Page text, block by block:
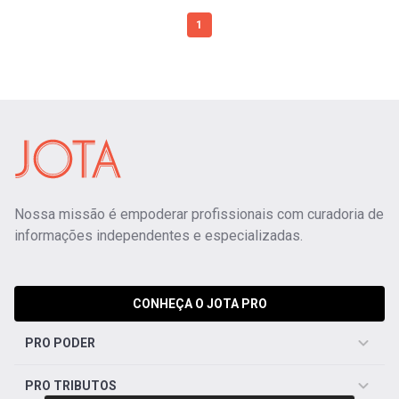
1
Nossa missão é empoderar profissionais com curadoria de
informações independentes e especializadas.
CONHEÇA O JOTA PRO
PRO PODER
PRO TRIBUTOS